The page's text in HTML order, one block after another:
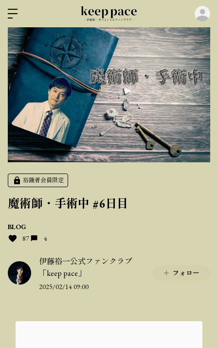
裕識者会員限定
魔術師・手術中 #6日目
BLOG
87
4
伊藤裕一公式ファンクラブ
「keep pace」
2025/02/14 09:00
フォロー